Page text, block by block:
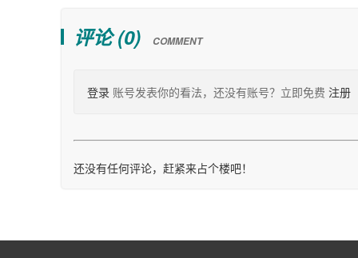
评论 (0) COMMENT
登录 账号发表你的看法，还没有账号？立即免费 注册
还没有任何评论，赶紧来占个楼吧！